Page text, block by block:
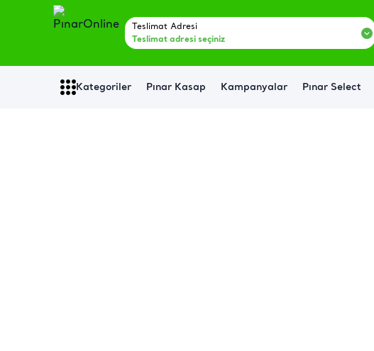
Teslimat Adresi
Teslimat adresi seçiniz
Kategoriler Pınar Kasap Kampanyalar Pınar Select